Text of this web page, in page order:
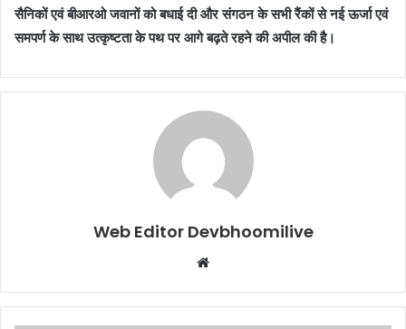
सैनिकों एवं बीआरओ जवानों को बधाई दी और संगठन के सभी रैंकों से नई ऊर्जा एवं
समपर्ण के साथ उत्कृष्टता के पथ पर आगे बढ़ते रहने की अपील की है।
Web Editor Devbhoomilive
Website